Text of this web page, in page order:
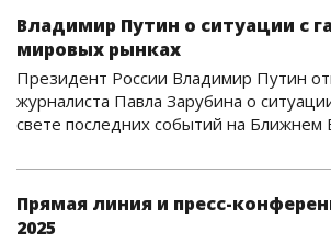
Владимир Путин о ситуации с
мировых рынках
Президент России Владимир Путин
журналиста Павла Зарубина о
свете последних событий на Ближнем
Прямая линия и пресс-
2025